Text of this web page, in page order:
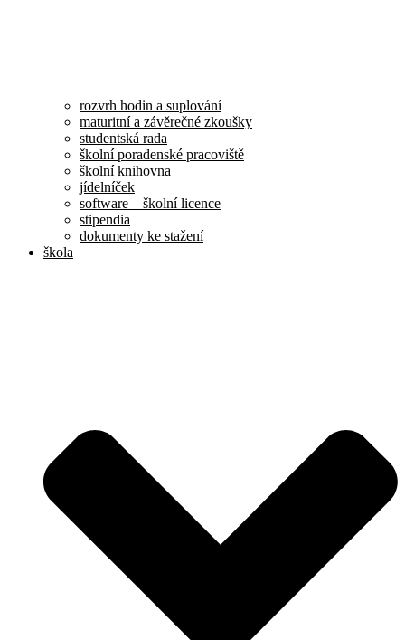
rozvrh hodin a suplování
maturitní a závěrečné zkoušky
studentská rada
školní poradenské pracoviště
školní knihovna
jídelníček
software – školní licence
stipendia
dokumenty ke stažení
škola